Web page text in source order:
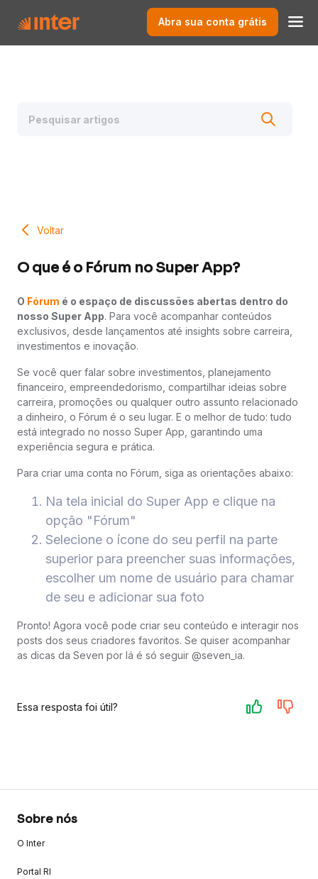
Abra sua conta grátis
Voltar
O que é o Fórum no Super App?
O Fórum é o espaço de discussões abertas dentro do
nosso Super App. Para você acompanhar conteúdos
exclusivos, desde lançamentos até insights sobre carreira,
investimentos e inovação.
Se você quer falar sobre investimentos, planejamento
financeiro, empreendedorismo, compartilhar ideias sobre
carreira, promoções ou qualquer outro assunto relacionado
a dinheiro, o Fórum é o seu lugar. E o melhor de tudo: tudo
está integrado no nosso Super App, garantindo uma
experiência segura e prática.
Para criar uma conta no Fórum, siga as orientações abaixo:
Na tela inicial do Super App e clique na
opção "Fórum"
Selecione o ícone do seu perfil na parte
superior para preencher suas informações,
escolher um nome de usuário para chamar
de seu e adicionar sua foto
Pronto! Agora você pode criar seu conteúdo e interagir nos
posts dos seus criadores favoritos. Se quiser acompanhar
as dicas da Seven por lá é só seguir @seven_ia.
Essa resposta foi útil?
Sobre nós
O Inter
Portal RI